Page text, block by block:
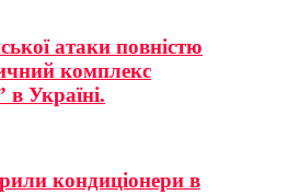
атаки повністю
комплекс
Україні.
кондиціонери в